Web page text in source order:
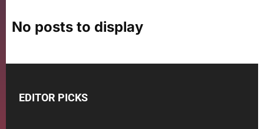
No posts to display
EDITOR PICKS